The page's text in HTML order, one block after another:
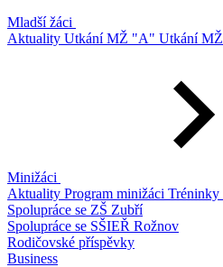
Mladší žáci
Aktuality Utkání MŽ "A" Utkání
Minižáci
Aktuality Program minižáci Tréninky
Spolupráce se ZŠ Zubří
Spolupráce se SŠIEŘ Rožnov
Rodičovské příspěvky
Business